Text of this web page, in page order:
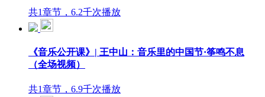
共1章节，6.2千次播放
《音乐公开课》| 王中山：音乐里的中国节·筝鸣不息
（全场视频）
共1章节，6.9千次播放